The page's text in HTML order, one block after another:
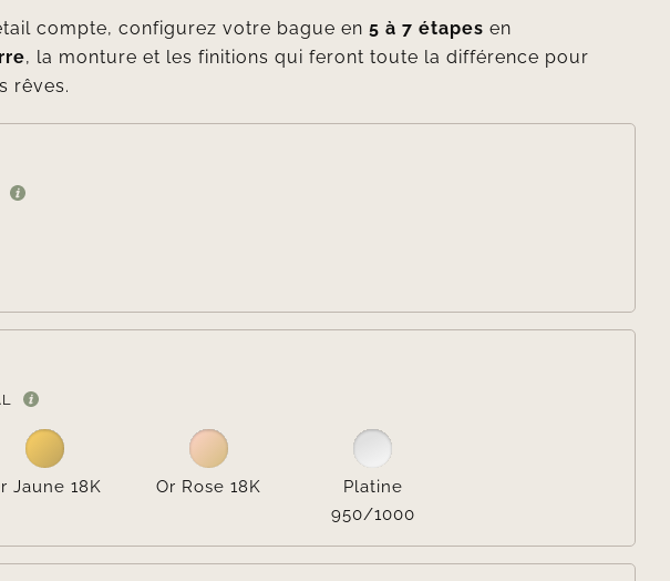
compte, configurez votre bague en5 à 7 étapes en
, la monture et les finitions qui feront toute la différence pour
rêves.
Jaune 18K Or Rose 18K
Platine
950/1000